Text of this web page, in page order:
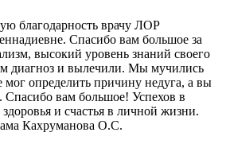
благодарность врачу ЛОР
Спасибо вам большое за
высокий уровень знаний своего
диагноз и вылечили. Мы мучились
мог определить причину недуга, а вы
Спасибо вам большое! Успехов в
и счастья в личной жизни.
Кахруманова О.С.